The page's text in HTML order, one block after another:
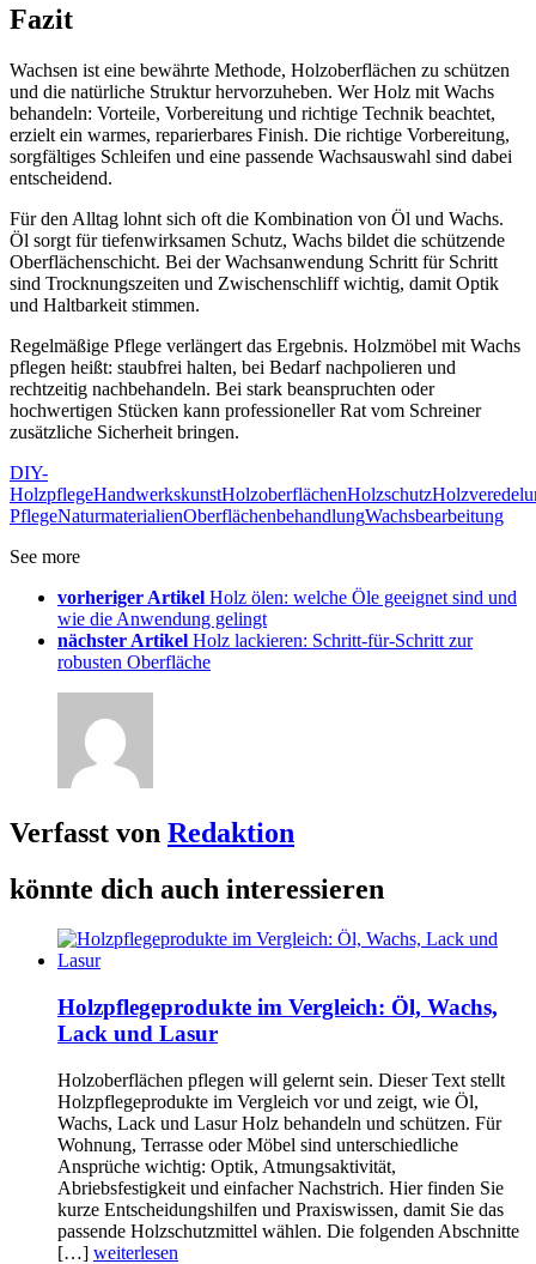
Fazit
Wachsen ist eine bewährte Methode, Holzoberflächen zu schützen
und die natürliche Struktur hervorzuheben. Wer Holz mit Wachs
behandeln: Vorteile, Vorbereitung und richtige Technik beachtet,
erzielt ein warmes, reparierbares Finish. Die richtige Vorbereitung,
sorgfältiges Schleifen und eine passende Wachsauswahl sind dabei
entscheidend.
Für den Alltag lohnt sich oft die Kombination von Öl und Wachs.
Öl sorgt für tiefenwirksamen Schutz, Wachs bildet die schützende
Oberflächenschicht. Bei der Wachsanwendung Schritt für Schritt
sind Trocknungszeiten und Zwischenschliff wichtig, damit Optik
und Haltbarkeit stimmen.
Regelmäßige Pflege verlängert das Ergebnis. Holzmöbel mit Wachs
pflegen heißt: staubfrei halten, bei Bedarf nachpolieren und
rechtzeitig nachbehandeln. Bei stark beanspruchten oder
hochwertigen Stücken kann professioneller Rat vom Schreiner
zusätzliche Sicherheit bringen.
DIY-
HolzpflegeHandwerkskunstHolzoberflächenHolzschutz
PflegeNaturmaterialienOberflächenbehandlungWachsbearbeitung
See more
vorheriger Artikel Holz ölen: welche Öle geeignet sind und
wie die Anwendung gelingt
nächster Artikel Holz lackieren: Schritt-für-Schritt zur
robusten Oberfläche
Verfasst von Redaktion
könnte dich auch interessieren
Holzpflegeprodukte im Vergleich: Öl, Wachs,
Lack und Lasur
Holzoberflächen pflegen will gelernt sein. Dieser Text stellt
Holzpflegeprodukte im Vergleich vor und zeigt, wie Öl,
Wachs, Lack und Lasur Holz behandeln und schützen. Für
Wohnung, Terrasse oder Möbel sind unterschiedliche
Ansprüche wichtig: Optik, Atmungsaktivität,
Abriebsfestigkeit und einfacher Nachstrich. Hier finden Sie
kurze Entscheidungshilfen und Praxiswissen, damit Sie das
passende Holzschutzmittel wählen. Die folgenden Abschnitte
[…] weiterlesen